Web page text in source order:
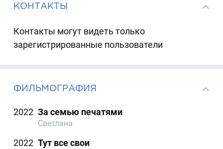
КОНТАКТЫ
Контакты могут видеть только
зарегистрированные пользователи
ФИЛЬМОГРАФИЯ
2022 За семью печатями
Светлана
2022 Тут все свои